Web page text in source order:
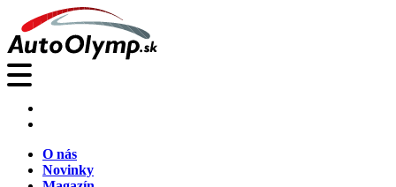
O nás
Novinky